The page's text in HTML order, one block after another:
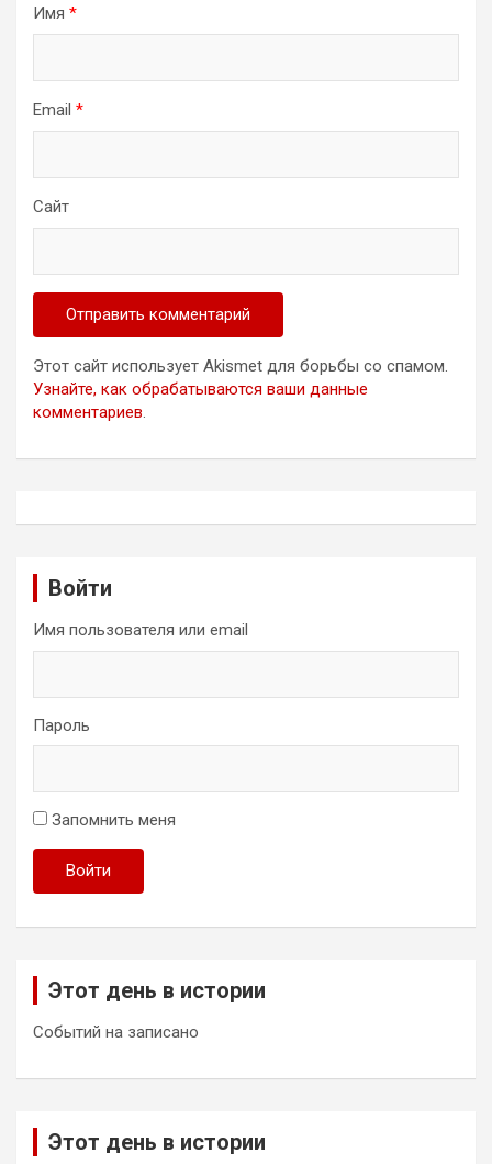
Имя *
Email *
Сайт
Этот сайт использует Akismet для борьбы со спамом.
Узнайте, как обрабатываются ваши данные
комментариев.
Войти
Имя пользователя или email
Пароль
Запомнить меня
Войти
Этот день в истории
Событий на записано
Этот день в истории